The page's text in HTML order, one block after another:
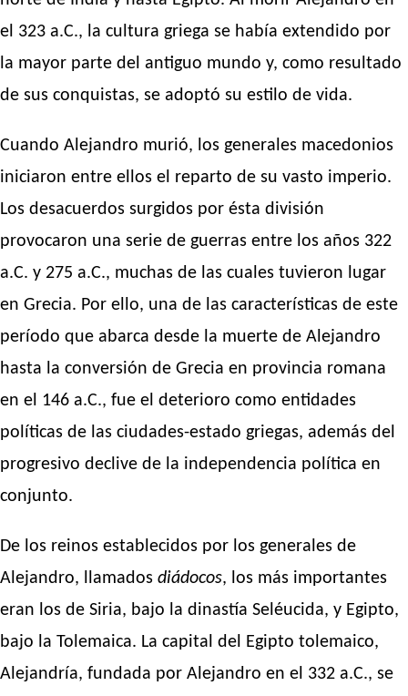
el 323 a.C., la cultura griega se había extendido por
la mayor parte del antiguo mundo y, como resultado
de sus conquistas, se adoptó su estilo de vida.
Cuando Alejandro murió, los generales macedonios
iniciaron entre ellos el reparto de su vasto imperio.
Los desacuerdos surgidos por ésta división
provocaron una serie de guerras entre los años 322
a.C. y 275 a.C., muchas de las cuales tuvieron lugar
en Grecia. Por ello, una de las características de este
período que abarca desde la muerte de Alejandro
hasta la conversión de Grecia en provincia romana
en el 146 a.C., fue el deterioro como entidades
políticas de las ciudades-estado griegas, además del
progresivo declive de la independencia política en
conjunto.
De los reinos establecidos por los generales de
Alejandro, llamados diádocos, los más importantes
eran los de Siria, bajo la dinastía Seléucida, y Egipto,
bajo la Tolemaica. La capital del Egipto tolemaico,
Alejandría, fundada por Alejandro en el 332 a.C., se